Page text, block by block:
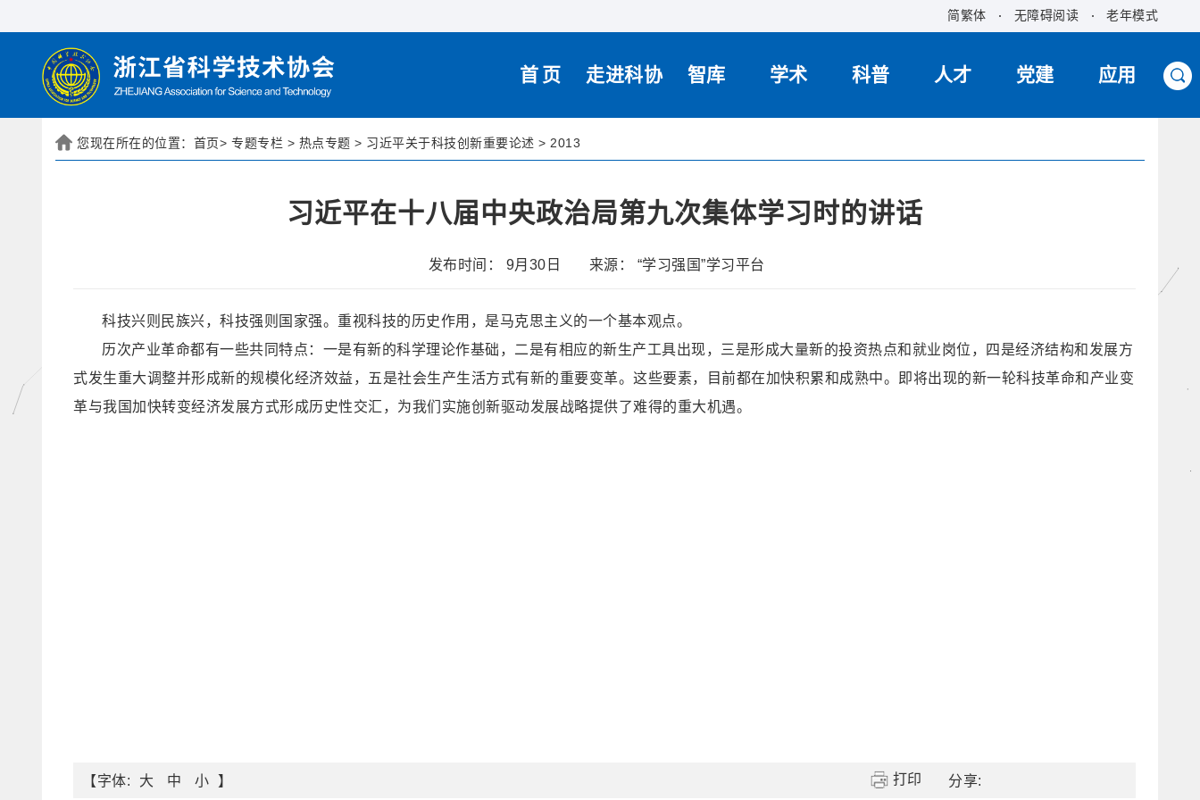
简繁体 无障碍阅读 老年模式
首页 走进科协 智库 学术 科普 人才 党建 应用
您现在所在的位置： 首页> 专题专栏 > 热点专题 > 习近平关于科技创新重要论述 > 2013
习近平在十八届中央政治局第九次集体学习时的讲话
发布时间： 9月30日 来源： “学习强国”学习平台
科技兴则民族兴，科技强则国家强。重视科技的历史作用，是马克思主义的一个基本观点。
历次产业革命都有一些共同特点：一是有新的科学理论作基础，二是有相应的新生产工具出现，三是形成大量新的投资热点和就业岗位，四是经济结构和发展方
式发生重大调整并形成新的规模化经济效益，五是社会生产生活方式有新的重要变革。这些要素，目前都在加快积累和成熟中。即将出现的新一轮科技革命和产业变
革与我国加快转变经济发展方式形成历史性交汇，为我们实施创新驱动发展战略提供了难得的重大机遇。
【字体: 大 中 小 】 打印 分享: